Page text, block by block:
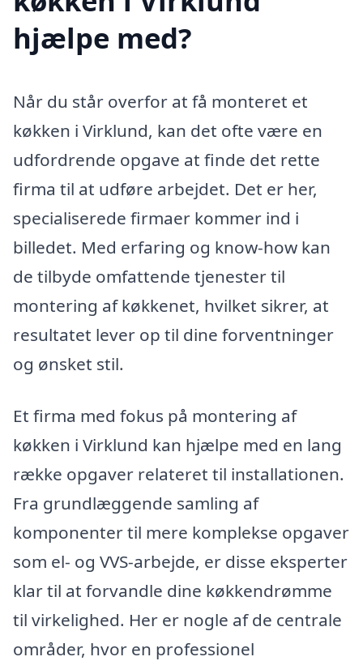
hjælpe med?
Når du står overfor at få monteret et
køkken i Virklund, kan det ofte være en
udfordrende opgave at finde det rette
firma til at udføre arbejdet. Det er her,
specialiserede firmaer kommer ind i
billedet. Med erfaring og know-how kan
de tilbyde omfattende tjenester til
montering af køkkenet, hvilket sikrer, at
resultatet lever op til dine forventninger
og ønsket stil.
Et firma med fokus på montering af
køkken i Virklund kan hjælpe med en lang
række opgaver relateret til installationen.
Fra grundlæggende samling af
komponenter til mere komplekse opgaver
som el- og VVS-arbejde, er disse eksperter
klar til at forvandle dine køkkendrømme
til virkelighed. Her er nogle af de centrale
områder, hvor en professionel